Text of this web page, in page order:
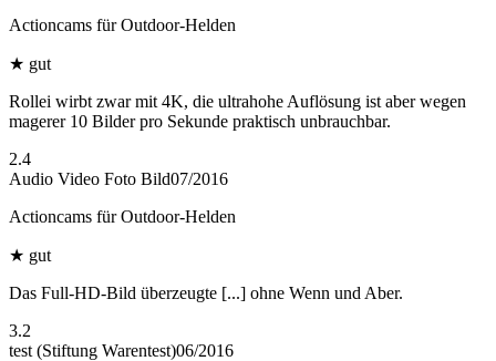
Actioncams für Outdoor-Helden
★ gut
Rollei wirbt zwar mit 4K, die ultrahohe Auflösung ist aber wegen
magerer 10 Bilder pro Sekunde praktisch unbrauchbar.
2.4
Audio Video Foto Bild07/2016
Actioncams für Outdoor-Helden
★ gut
Das Full-HD-Bild überzeugte [...] ohne Wenn und Aber.
3.2
test (Stiftung Warentest)06/2016